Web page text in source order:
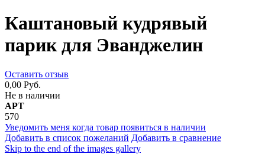
Каштановый кудрявый
парик для Эванджелин
Оставить отзыв
0,00 Руб.
Не в наличии
АРТ
570
Уведомить меня когда товар появиться в наличии
Добавить в список пожеланий Добавить в сравнение
Skip to the end of the images gallery